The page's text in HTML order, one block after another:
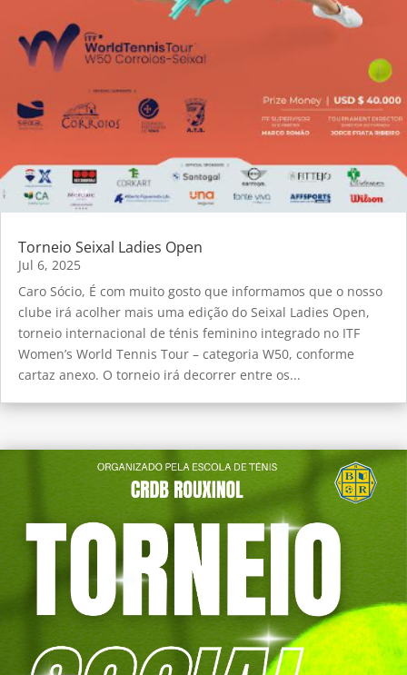
Torneio Seixal Ladies Open
Jul 6, 2025
Caro Sócio, É com muito gosto que informamos que o nosso
clube irá acolher mais uma edição do Seixal Ladies Open,
torneio internacional de ténis feminino integrado no ITF
Women’s World Tennis Tour – categoria W50, conforme
cartaz anexo. O torneio irá decorrer entre os...